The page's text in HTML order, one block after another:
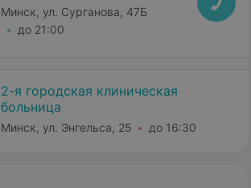
Минск, ул. Сурганова, 47Б
до 21:00
2-я городская клиническая
больница
Минск, ул. Энгельса, 25 до 16:30